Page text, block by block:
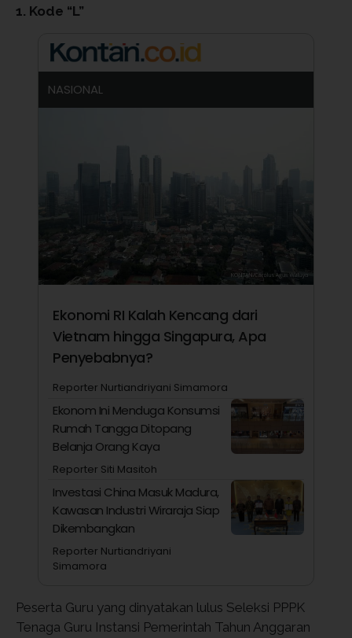
1. Kode “L”
NASIONAL
Ekonomi RI Kalah Kencang dari
Vietnam hingga Singapura, Apa
Penyebabnya?
Reporter Nurtiandriyani Simamora
Ekonom Ini Menduga Konsumsi
Rumah Tangga Ditopang
Belanja Orang Kaya
Reporter Siti Masitoh
Investasi China Masuk Madura,
Kawasan Industri Wiraraja Siap
Dikembangkan
Reporter Nurtiandriyani
Simamora
Peserta Guru yang dinyatakan lulus Seleksi PPPK
Tenaga Guru Instansi Pemerintah Tahun Anggaran